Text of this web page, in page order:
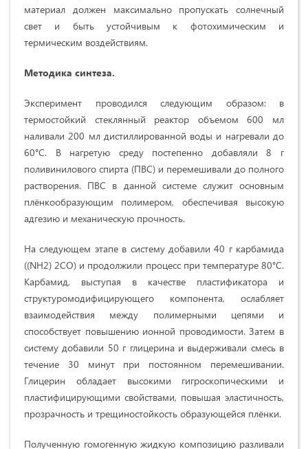
материал должен максимально пропускать солнечный
свет и быть устойчивым к фотохимическим и
термическим воздействиям.
Методика синтеза.
Эксперимент проводился следующим образом: в
термостойкий стеклянный реактор объемом 600 мл
наливали 200 мл дистиллированной воды и нагревали до
60°C. В нагретую среду постепенно добавляли 8 г
поливинилового спирта (ПВС) и перемешивали до полного
растворения. ПВС в данной системе служит основным
плёнкообразующим полимером, обеспечивая высокую
адгезию и механическую прочность.
На следующем этапе в систему добавили 40 г карбамида
((NH2) 2CO) и продолжили процесс при температуре 80°C.
Карбамид, выступая в качестве пластификатора и
структуромодифицирующего компонента, ослабляет
взаимодействия между полимерными цепями и
способствует повышению ионной проводимости. Затем в
систему добавили 50 г глицерина и выдерживали смесь в
течение 30 минут при постоянном перемешивании.
Глицерин обладает высокими гигроскопическими и
пластифицирующими свойствами, повышая эластичность,
прозрачность и трещиностойкость образующейся плёнки.
Полученную гомогенную жидкую композицию разливали